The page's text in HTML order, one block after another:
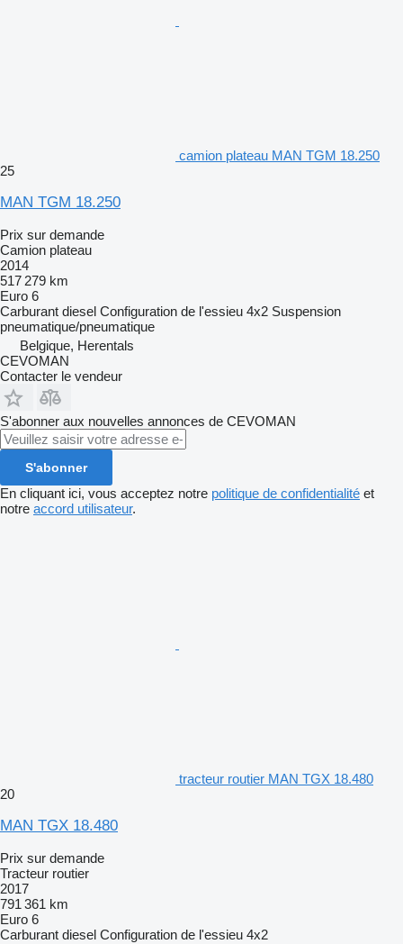
camion plateau MAN TGM 18.250
25
MAN TGM 18.250
Prix sur demande
Camion plateau
2014
517 279 km
Euro 6
Carburant diesel Configuration de l'essieu 4x2 Suspension
pneumatique/pneumatique
Belgique, Herentals
CEVOMAN
Contacter le vendeur
S'abonner aux nouvelles annonces de CEVOMAN
S'abonner
En cliquant ici, vous acceptez notre politique de confidentialité et
notre accord utilisateur.
tracteur routier MAN TGX 18.480
20
MAN TGX 18.480
Prix sur demande
Tracteur routier
2017
791 361 km
Euro 6
Carburant diesel Configuration de l'essieu 4x2